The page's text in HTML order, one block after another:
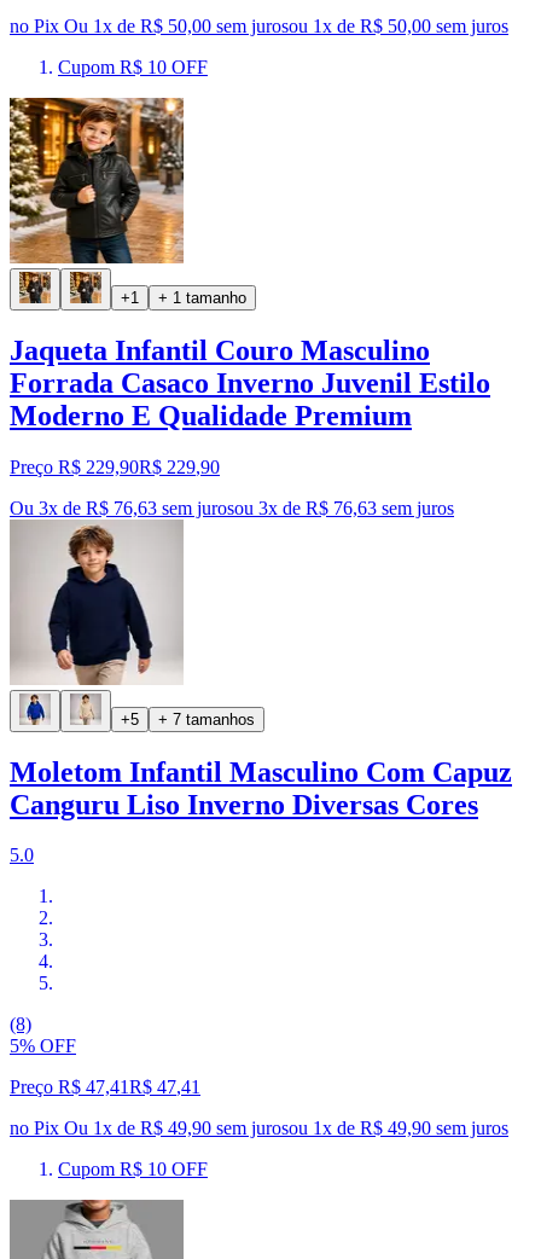
no Pix Ou 1x de R$ 50,00 sem jurosou 1x de R$ 50,00 sem juros
Cupom R$ 10 OFF
+1 + 1 tamanho
Jaqueta Infantil Couro Masculino
Forrada Casaco Inverno Juvenil Estilo
Moderno E Qualidade Premium
Preço R$ 229,90R$ 229,90
Ou 3x de R$ 76,63 sem jurosou 3x de R$ 76,63 sem juros
+5 + 7 tamanhos
Moletom Infantil Masculino Com Capuz
Canguru Liso Inverno Diversas Cores
5.0
(8)
5% OFF
Preço R$ 47,41R$ 47,41
no Pix Ou 1x de R$ 49,90 sem jurosou 1x de R$ 49,90 sem juros
Cupom R$ 10 OFF